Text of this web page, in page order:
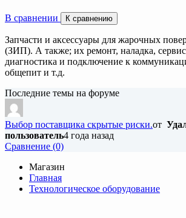
В сравнении К сравнению
Запчасти и аксессуары для жарочных
(ЗИП). А также; их ремонт, наладка,
диагностика и подключение к
общепит и т.д.
Последние темы на форуме
Выбор поставщика скрытые риски.от
пользователь4 года назад
Cравнение (0)
Магазин
Главная
Технологическое оборудование